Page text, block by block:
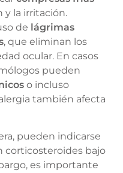
y la irritación.
de lágrimas
, que eliminan los
ocular. En casos
pueden
o incluso
también afecta
pueden indicarse
corticosteroides bajo
es importante